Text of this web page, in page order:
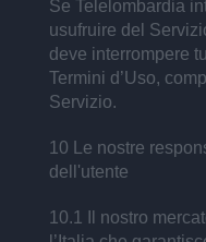
Se Telelombardia
usufruire del
deve interrompere
Termini d’Uso,
Servizio.
10 Le nostre
dell'utente
10.1 Il nostro